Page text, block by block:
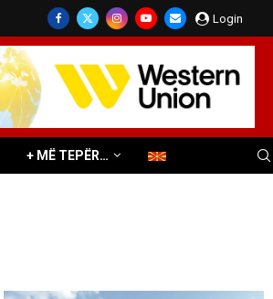
Login
+ MË TEPËR…